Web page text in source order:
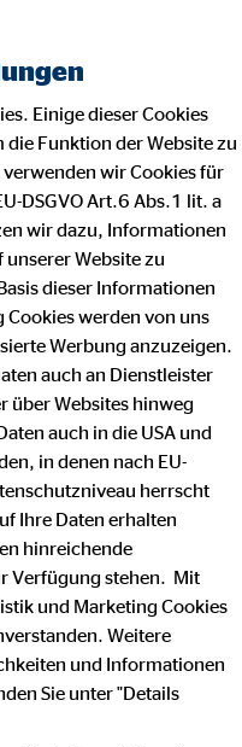
mit
der
Einige dieser Cookies
Funktion der Website zu
wir Cookies für
DSGVO Art.6 Abs.1 lit. a
wir dazu, Informationen
Website zu
dieser Informationen
werden von uns
Werbung anzuzeigen.
auch an Dienstleister
über Websites hinweg
auch in die USA und
in denen nach EU-
herrscht
Ihre Daten erhalten
hinreichende
Verfügung stehen. Mit
und Marketing Cookies
Weitere
und Informationen
Sie unter "Details